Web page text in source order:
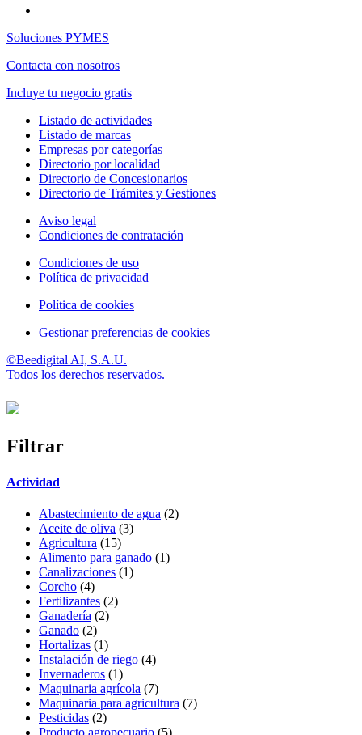
Soluciones PYMES
Contacta con nosotros
Incluye tu negocio gratis
Listado de actividades
Listado de marcas
Empresas por categorías
Directorio por localidad
Directorio de Concesionarios
Directorio de Trámites y Gestiones
Aviso legal
Condiciones de contratación
Condiciones de uso
Política de privacidad
Política de cookies
Gestionar preferencias de cookies
©Beedigital AI, S.A.U.
Todos los derechos reservados.
Filtrar
Actividad
Abastecimiento de agua (2)
Aceite de oliva (3)
Agricultura (15)
Alimento para ganado (1)
Canalizaciones (1)
Corcho (4)
Fertilizantes (2)
Ganadería (2)
Ganado (2)
Hortalizas (1)
Instalación de riego (4)
Invernaderos (1)
Maquinaria agrícola (7)
Maquinaria para agricultura (7)
Pesticidas (2)
Producto agropecuario (5)